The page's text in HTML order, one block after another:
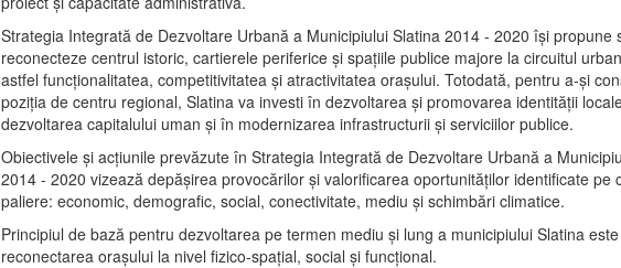
Strategia Integrată de Dezvoltare Urbană a Municipiului Slatina 2014 - 2020 își propune
reconecteze centrul istoric, cartierele periferice şi spaţiile publice majore la circuitul
astfel funcţionalitatea, competitivitatea şi atractivitatea oraşului. Totodată, pentru a-şi
poziţia de centru regional, Slatina va investi în dezvoltarea şi promovarea identităţii
dezvoltarea capitalului uman şi în modernizarea infrastructurii şi serviciilor publice.
Obiectivele şi acţiunile prevăzute în Strategia Integrată de Dezvoltare Urbană a
2014 - 2020 vizează depășirea provocărilor şi valorificarea oportunităţilor identificate pe
paliere: economic, demografic, social, conectivitate, mediu şi schimbări climatice.
Principiul de bază pentru dezvoltarea pe termen mediu şi lung a municipiului Slatina este
reconectarea oraşului la nivel fizico-spaţial, social şi funcţional.